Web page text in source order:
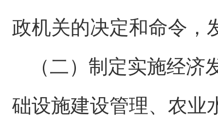
政机关的决定和命令，
（二）制定实施经
础设施建设管理、农业